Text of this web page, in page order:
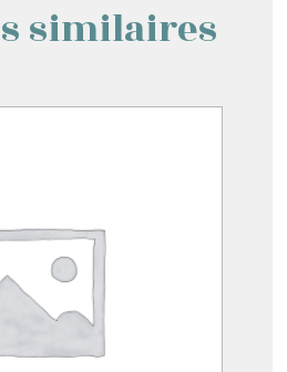
similaires